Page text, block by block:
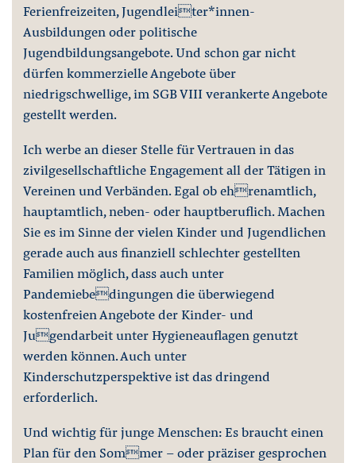
Ferienfreizeiten, Jugendleiter*innen-
Ausbildungen oder politische
Jugendbildungsangebote. Und schon gar nicht
dürfen kommerzielle Angebote über
niedrigschwellige, im SGB VIII verankerte Angebote
gestellt werden.
Ich werbe an dieser Stelle für Vertrauen in das
zivilgesellschaftliche Engagement all der Tätigen in
Vereinen und Verbänden. Egal ob ehrenamtlich,
hauptamtlich, neben- oder hauptberuflich. Machen
Sie es im Sinne der vielen Kinder und Jugendlichen
gerade auch aus finanziell schlechter gestellten
Familien möglich, dass auch unter
Pandemiebedingungen die überwiegend
kostenfreien Angebote der Kinder- und
Jugendarbeit unter Hygieneauflagen genutzt
werden können. Auch unter
Kinderschutzperspektive ist das dringend
erforderlich.
Und wichtig für junge Menschen: Es braucht einen
Plan für den Sommer – oder präziser gesprochen